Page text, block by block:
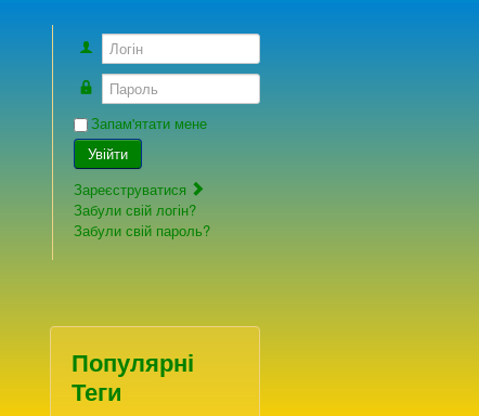
Логін
Пароль
Запам'ятати мене
Увійти
Зареєструватися
Забули свій логін?
Забули свій пароль?
Популярні
Теги